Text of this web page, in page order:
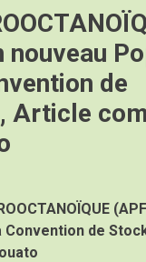
nouveau
de
Article
Convention de